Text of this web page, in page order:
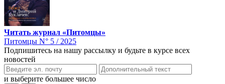
Читать журнал «Питомцы»
Питомцы N° 5 / 2025
Подпишитесь на нашу рассылку и будьте в курсе всех
новостей
и выберите большее число